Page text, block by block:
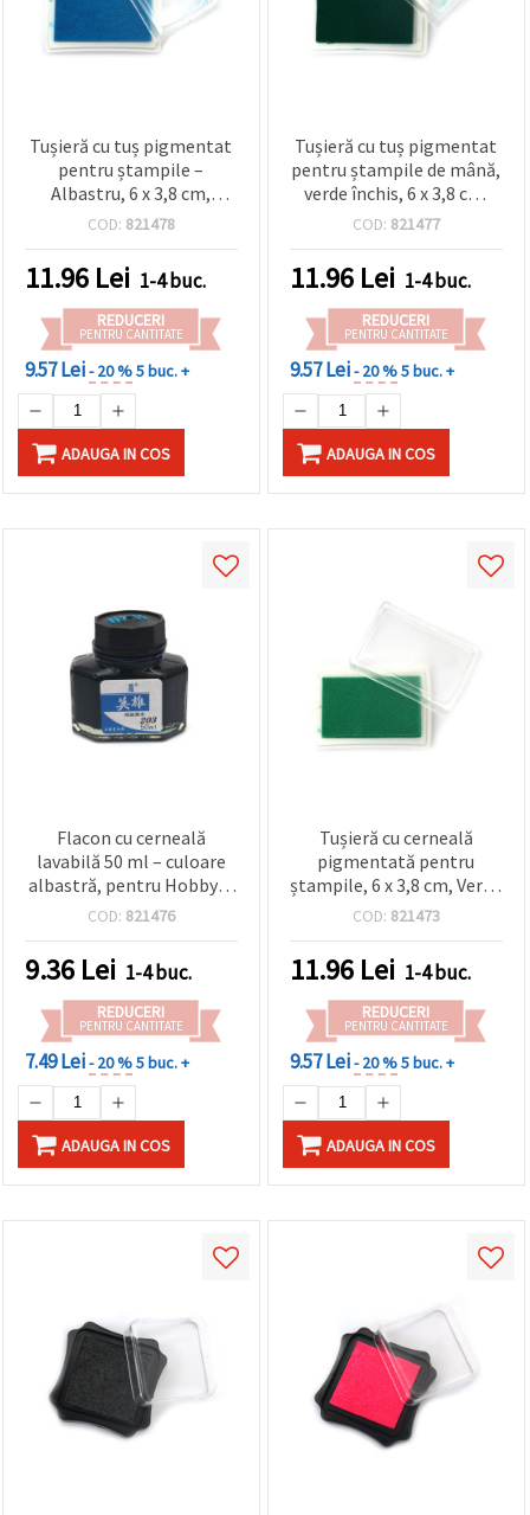
Tușieră cu tuș pigmentat
pentru ștampile –
Albastru, 6 x 3,8 cm,
pentru hârtie,
decorativă și felicitări
handmade
COD: 821478
11.96 Lei 1-4 buc.
REDUCERI
PENTRU CANTITATE
9.57 Lei- 20 %5 buc. +
ADAUGA IN COS
Tușieră cu tuș pigmentat
pentru ștampile de mână,
verde închis, 6 x 3,8 cm,
dreptunghiulară, carcasă
transparent – pentru
scrapbooking,
cardmaking și embosare
COD: 821477
11.96 Lei 1-4 buc.
REDUCERI
PENTRU CANTITATE
9.57 Lei- 20 %5 buc. +
ADAUGA IN COS
Flacon cu cerneală
lavabilă 50 ml – culoare
albastră, pentru Hobby &
Craft
COD: 821476
9.36 Lei 1-4 buc.
REDUCERI
PENTRU CANTITATE
7.49 Lei- 20 %5 buc. +
ADAUGA IN COS
Tușieră cu cerneală
pigmentată pentru
ștampile, 6 x 3,8 cm, Verde
marin
COD: 821473
11.96 Lei 1-4 buc.
REDUCERI
PENTRU CANTITATE
9.57 Lei- 20 %5 buc. +
ADAUGA IN COS